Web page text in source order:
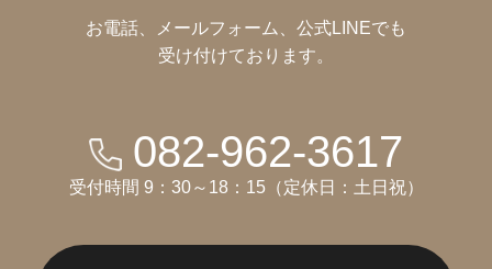
お電話、メールフォーム、公式LINEでも
受け付けております。
082-962-3617
受付時間 9：30～18：15（定休日：土日祝）